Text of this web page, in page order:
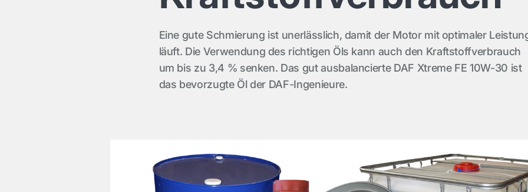
Eine gute Schmierung ist unerlässlich, damit der Motor mit optimaler
läuft. Die Verwendung des richtigen Öls kann auch den Kraftstoffverbrauch
um bis zu 3,4 % senken. Das gut ausbalancierte DAF Xtreme FE 10W-30 ist
das bevorzugte Öl der DAF-Ingenieure.